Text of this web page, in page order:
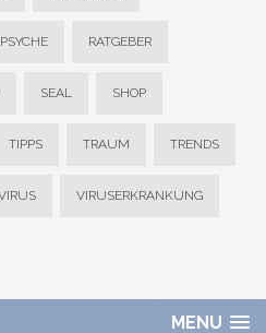
PSYCHE RATGEBER
SEAL SHOP
TIPPS TRAUM TRENDS
VIRUSERKRANKUNG
MENU